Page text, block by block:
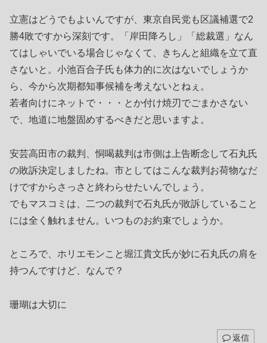
立憲はどうでもよいんですが、東京自民党も区議補選で2
勝4敗ですから深刻です。「岸田降ろし」「総裁選」なん
てはしゃいでいる場合じゃなくて、きちんと組織を立て直
さないと。小池百合子氏も体力的に次はないでしょうか
ら、今から次期都知事候補を考えないとねぇ。
若者向けにネットで・・・とか付け焼刃でごまかさない
で、地道に地盤固めするべきだと思いますよ。
安芸高田市の裁判、恫喝裁判は市側は上告断念して石丸氏
の敗訴決定しましたね。市としてはこんな裁判お荷物なだ
けですからさっさと終わらせたいんでしょう。
でもマスコミは、二つの裁判で石丸氏が敗訴していること
には全く触れません。いつものお約束でしょうか。
ところで、ホリエモンこと堀江貴文氏が妙に石丸氏の肩を
持つんですけど、なんで？
珊瑚は大切に
返信